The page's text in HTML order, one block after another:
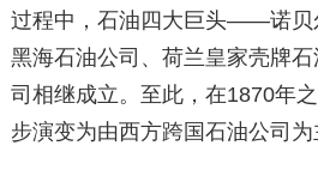
过程中，石油四大巨头——诺贝
黑海石油公司、荷兰皇家壳牌
司相继成立。至此，在1870年
步演变为由西方跨国石油公司为